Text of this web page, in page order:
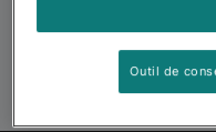
Outil de